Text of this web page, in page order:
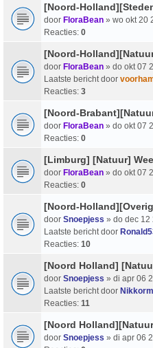
[Noord-
door FloraBean » wo okt 20
Reacties: 0
[Noord-
door FloraBean » do okt 07
Laatste bericht door
Reacties: 3
[Noord-
door FloraBean » do okt 07
Reacties: 0
[Limburg] [Natuur]
door FloraBean » do okt 07
Reacties: 0
[Noord-
door Snoepjess » do dec 12
Laatste bericht door
Reacties: 10
[Noord Holland]
door Snoepjess » di apr 06
Laatste bericht door
Reacties: 11
[Noord
door Snoepjess » di apr 06